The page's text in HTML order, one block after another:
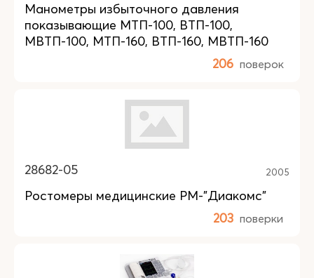
Манометры избыточного давления
показывающие МТП-100, ВТП-100,
МВТП-100, МТП-160, ВТП-160, МВТП-160
206 поверок
28682-05 2005
Ростомеры медицинские РМ-"Диакомс"
203 поверки